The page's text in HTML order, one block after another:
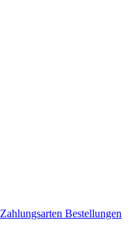
Zahlungsarten Bestellungen